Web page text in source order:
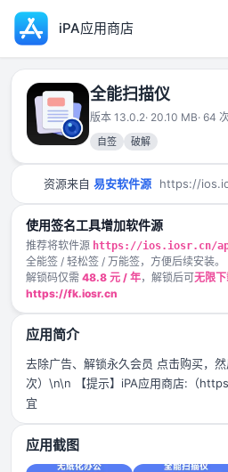
iPA应用商店
全能扫描仪
版本 13.0.2· 20.10 MB· 64
自签
破解
资源来自 易安软件源 https://
使用签名工具增加软件源
推荐将软件源 https://ios.iosr.cn/
全能签 / 轻松签 / 万能签，方便后续安装。
解锁码仅需 48.8 元 / 年，解锁后可无限
https://fk.iosr.cn
应用简介
去除广告、解锁永久会员 点击购买，
次）\n\n 【提示】iPA应用商店:（
宜
应用截图